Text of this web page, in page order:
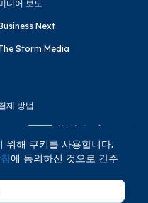
디어 보도
Next
Storm Media
제 방법
위해 쿠키를 사용합니다.
에 동의하신 것으로 간주